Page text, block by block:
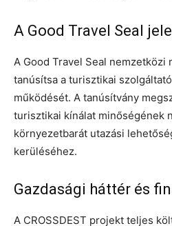
A Good Travel Seal
A Good Travel Seal nemzetközi
tanúsítsa a turisztikai
működését. A tanúsítvány
turisztikai kínálat minőségének
környezetbarát utazási
kerüléséhez.
Gazdasági háttér és
A CROSSDEST projekt teljes